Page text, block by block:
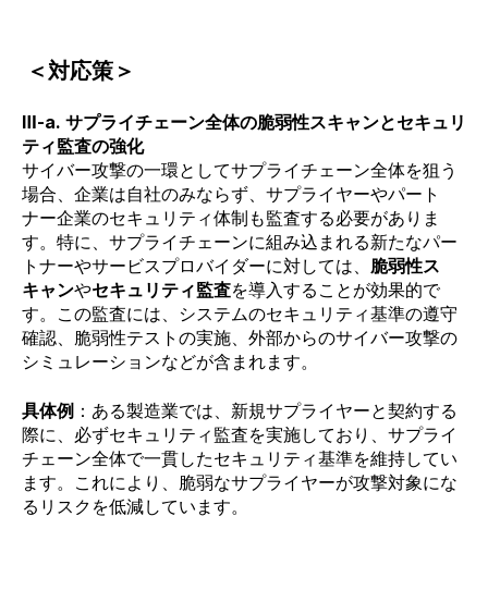
＜対応策＞
Ⅲ-a. サプライチェーン全体の脆弱性スキャンとセキュリ
ティ監査の強化
サイバー攻撃の一環としてサプライチェーン全体を狙う
場合、企業は自社のみならず、サプライヤーやパート
ナー企業のセキュリティ体制も監査する必要がありま
す。特に、サプライチェーンに組み込まれる新たなパー
トナーやサービスプロバイダーに対しては、 脆弱性ス
キャンやセキュリティ監査を導入することが効果的で
す。この監査には、システムのセキュリティ基準の遵守
確認、脆弱性テストの実施、外部からのサイバー攻撃の
シミュレーションなどが含まれます。
具体例 ：ある製造業では、新規サプライヤーと契約する
際に、必ずセキュリティ監査を実施しており、サプライ
チェーン全体で一貫したセキュリティ基準を維持してい
ます。これにより、脆弱なサプライヤーが攻撃対象にな
るリスクを低減しています。